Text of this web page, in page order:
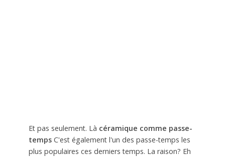
Et pas seulement. Là céramique comme passe-
tempsC'est également l'un des passe-temps les
plus populaires ces derniers temps. La raison? Eh